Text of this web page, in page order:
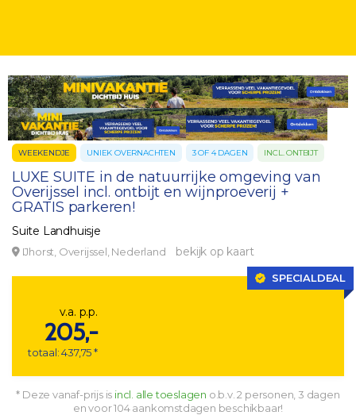
WEEKENDJE UNIEK OVERNACHTEN 3 OF 4 DAGEN INCL. ONTBIJT
LUXE SUITE in de natuurrijke omgeving van
Overijssel incl. ontbijt en wijnproeverij +
GRATIS parkeren!
Suite Landhuisje
IJhorst, Overijssel, Nederland bekijk op kaart
SPECIALDEAL
v.a. p.p.
205,-
totaal: 437,75 *
* Deze vanaf-prijs is incl. alle toeslagen o.b.v. 2 personen, 3 dagen
en voor 104 aankomstdagen beschikbaar!